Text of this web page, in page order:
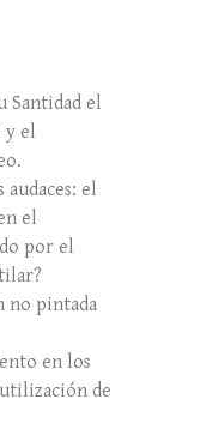
Santidad el
y el
el
el
por el
no pintada
en los
de